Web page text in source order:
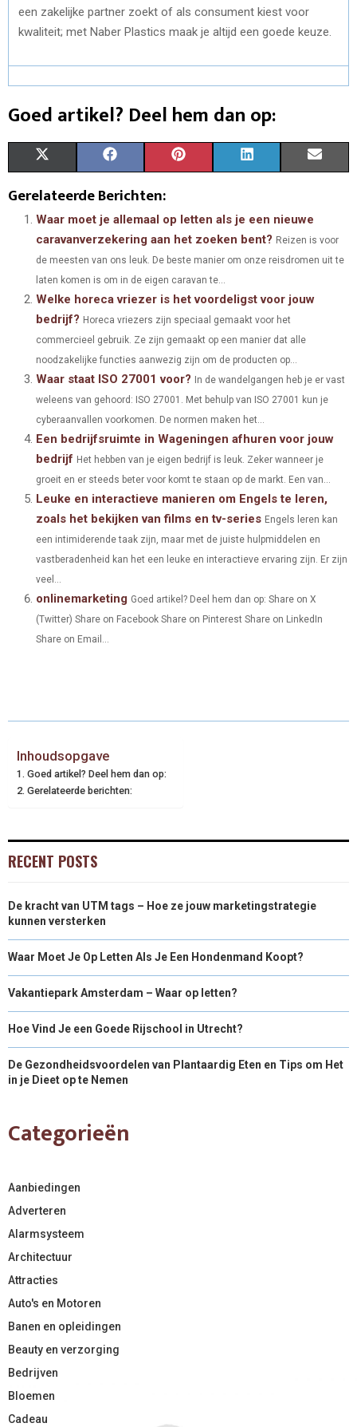
een zakelijke partner zoekt of als consument kiest voor
kwaliteit; met Naber Plastics maak je altijd een goede keuze.
Goed artikel? Deel hem dan op:
R
O
T
W
T
E
R
)
A
R
O
C
E
O
K
A
R
O
N
T
R
S
T
R
O
N
K
D
N
R
I
Gerelateerde Berichten:
Waar moet je allemaal op letten als je een nieuwe
caravanverzekering aan het zoeken bent? Reizen is voor
de meesten van ons leuk. De beste manier om onze reisdromen uit te
laten komen is om in de eigen caravan te...
Welke horeca vriezer is het voordeligst voor jouw
bedrijf? Horeca vriezers zijn speciaal gemaakt voor het
commercieel gebruik. Ze zijn gemaakt op een manier dat alle
noodzakelijke functies aanwezig zijn om de producten op...
Waar staat ISO 27001 voor? In de wandelgangen heb je er vast
weleens van gehoord: ISO 27001. Met behulp van ISO 27001 kun je
cyberaanvallen voorkomen. De normen maken het...
Een bedrijfsruimte in Wageningen afhuren voor jouw
bedrijf Het hebben van je eigen bedrijf is leuk. Zeker wanneer je
groeit en er steeds beter voor komt te staan op de markt. Een van...
Leuke en interactieve manieren om Engels te leren,
zoals het bekijken van films en tv-series Engels leren kan
een intimiderende taak zijn, maar met de juiste hulpmiddelen en
vastberadenheid kan het een leuke en interactieve ervaring zijn. Er zijn
veel...
onlinemarketing Goed artikel? Deel hem dan op: Share on X
(Twitter) Share on Facebook Share on Pinterest Share on LinkedIn
Share on Email...
Inhoudsopgave
Goed artikel? Deel hem dan op:
Gerelateerde berichten:
RECENT POSTS
De kracht van UTM tags – Hoe ze jouw marketingstrategie
kunnen versterken
Waar Moet Je Op Letten Als Je Een Hondenmand Koopt?
Vakantiepark Amsterdam – Waar op letten?
Hoe Vind Je een Goede Rijschool in Utrecht?
De Gezondheidsvoordelen van Plantaardig Eten en Tips om Het
in je Dieet op te Nemen
Categorieën
Aanbiedingen
Adverteren
Alarmsysteem
Architectuur
Attracties
Auto's en Motoren
Banen en opleidingen
Beauty en verzorging
Bedrijven
Bloemen
Cadeau